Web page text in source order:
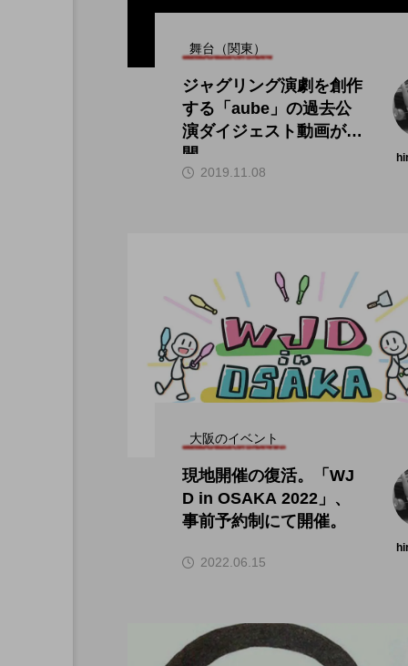
舞台（関東）
ジャグリング演劇を創作
する「aube」の過去公
演ダイジェスト動画が公
開。
2019.11.08
大阪のイベント
現地開催の復活。「WJ
D in OSAKA 2022」、
事前予約制にて開催。
2022.06.15